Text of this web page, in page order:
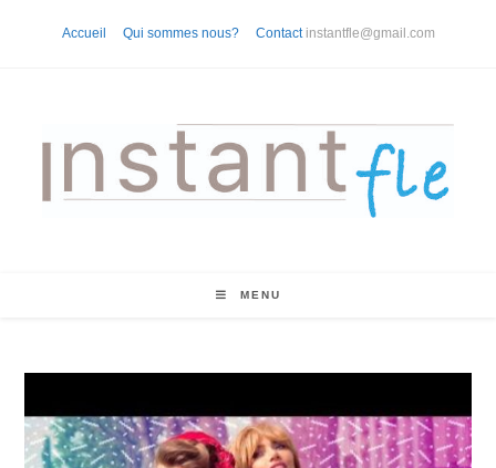
Accueil Qui sommes nous? Contact instantfle@gmail.com
MENU